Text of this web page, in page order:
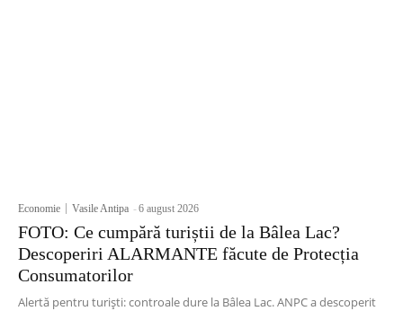
Economie Vasile Antipa -6 august 2026
FOTO: Ce cumpără turiștii de la Bâlea Lac?
Descoperiri ALARMANTE făcute de Protecția
Consumatorilor
Alertă pentru turiști: controale dure la Bâlea Lac. ANPC a descoperit